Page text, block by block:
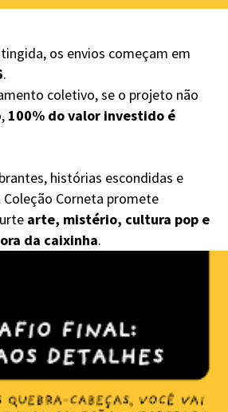
os envios começam em
.
coletivo, se o projeto não
100% do valor investido é
histórias escondidas e
Coleção Corneta promete
arte, mistério, cultura pop e
da caixinha.